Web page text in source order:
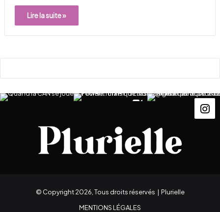
Lire la suite »
© Copyright 2026, Tous droits réservés | Plurielle
MENTIONS LÉGALES